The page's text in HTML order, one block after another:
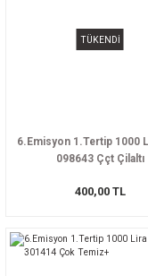
TÜKENDİ
6.Emisyon 1.Tertip 1000
098643 Ççt Çilaltı
400,00 TL